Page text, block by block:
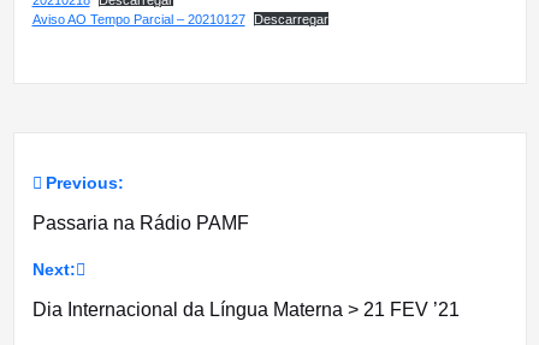
Aviso AO Tempo Parcial – 20210127
Descarregar
Navegação
artigos
Previous:
Passaria na Rádio PAMF
Next:
Dia Internacional da Língua Materna > 21 FEV ’21